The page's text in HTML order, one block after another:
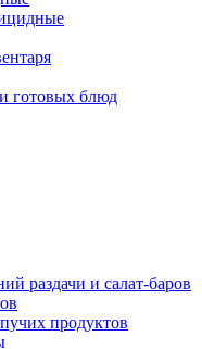
готовых блюд
раздачи и салат-баров
продуктов